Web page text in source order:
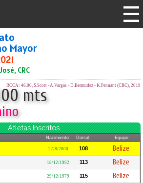
Mayor
CRC
RCCA: 46.00, S.Scott - A.Vargas - D.Bermudez - K.Pennant (CRC), 2019
mts
Atletas Inscritos
Nacimiento Dorsal Equipo
27/8/2000 108 Belize
18/12/1992 113 Belize
29/12/1979 115 Belize